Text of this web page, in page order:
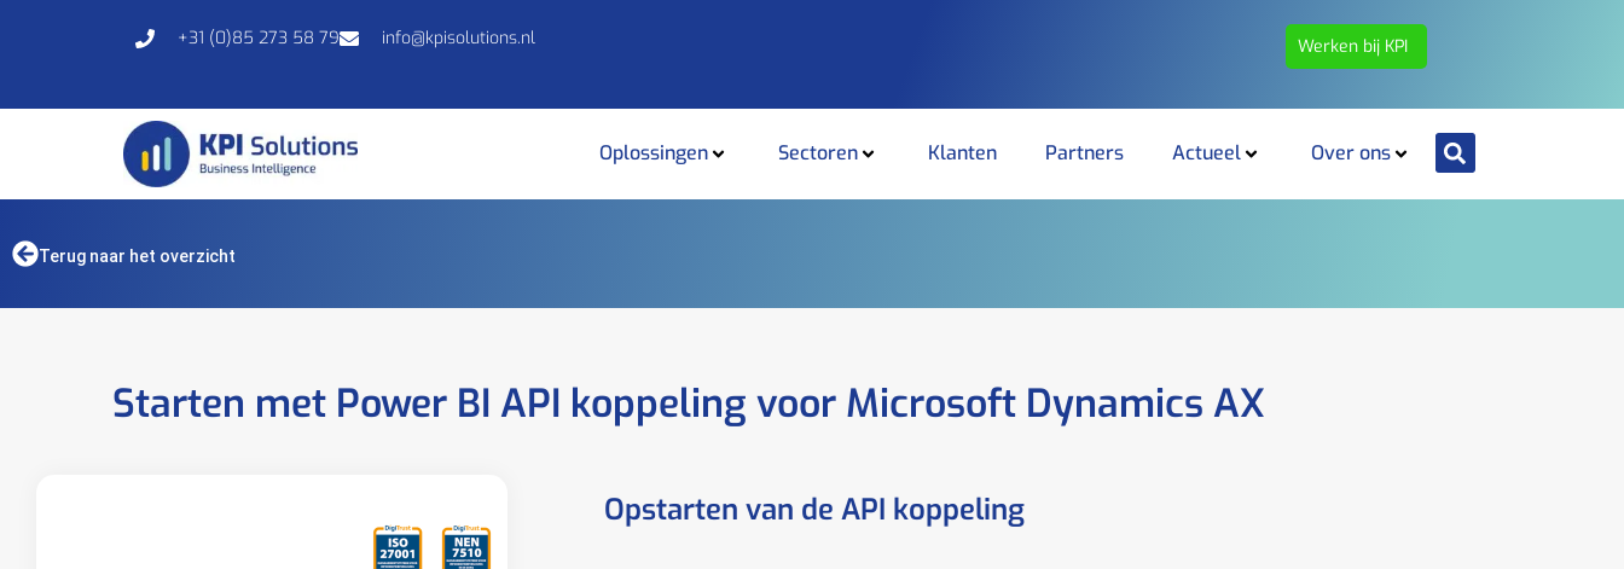
+31 (0)85 273 58 79 info@kpisolutions.nl Werken bij KPI
Oplossingen Sectoren Klanten Partners Actueel Over ons
Terug naar het overzicht
Starten met Power BI API koppeling voor Microsoft Dynamics AX
Opstarten van de API koppeling